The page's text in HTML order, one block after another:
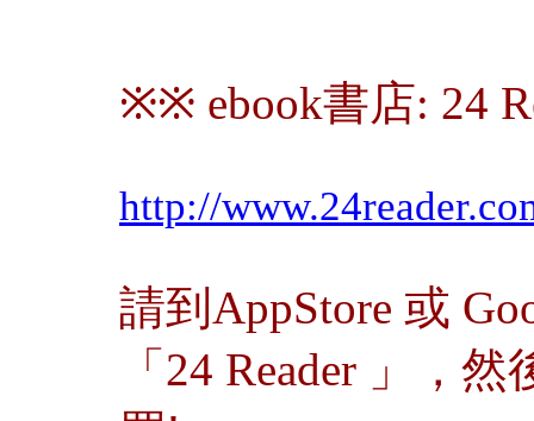
※※ ebook書店: 24
http://
請到AppStore 或
「24 Reader 」，